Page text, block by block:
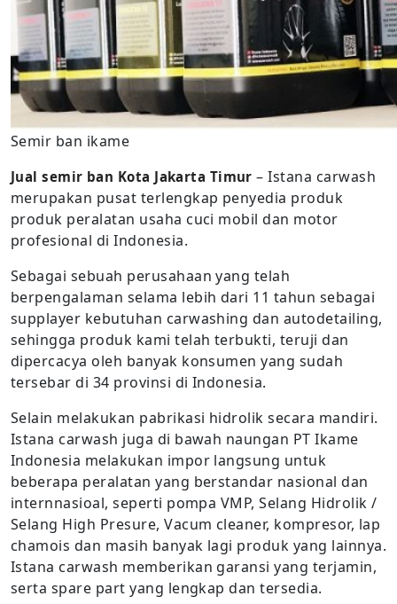
Semir ban ikame
Jual semir ban Kota Jakarta Timur – Istana carwash
merupakan pusat terlengkap penyedia produk
produk peralatan usaha cuci mobil dan motor
profesional di Indonesia.
Sebagai sebuah perusahaan yang telah
berpengalaman selama lebih dari 11 tahun sebagai
supplayer kebutuhan carwashing dan autodetailing,
sehingga produk kami telah terbukti, teruji dan
dipercacya oleh banyak konsumen yang sudah
tersebar di 34 provinsi di Indonesia.
Selain melakukan pabrikasi hidrolik secara mandiri.
Istana carwash juga di bawah naungan PT Ikame
Indonesia melakukan impor langsung untuk
beberapa peralatan yang berstandar nasional dan
internnasioal, seperti pompa VMP, Selang Hidrolik /
Selang High Presure, Vacum cleaner, kompresor, lap
chamois dan masih banyak lagi produk yang lainnya.
Istana carwash memberikan garansi yang terjamin,
serta spare part yang lengkap dan tersedia.